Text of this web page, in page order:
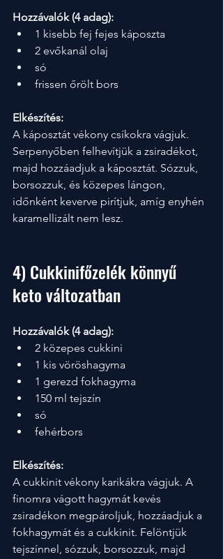
Hozzávalók (4 adag):
1 kisebb fej fejes káposzta
2 evőkanál olaj
só
frissen őrölt bors
Elkészítés:
A káposztát vékony csíkokra vágjuk.
Serpenyőben felhevítjük a zsiradékot,
majd hozzáadjuk a káposztát. Sózzuk,
borsozzuk, és közepes lángon,
időnként keverve pirítjuk, amíg enyhén
karamellizált nem lesz.
4) Cukkinifőzelék könnyű
keto változatban
Hozzávalók (4 adag):
2 közepes cukkini
1 kis vöröshagyma
1 gerezd fokhagyma
150 ml tejszín
só
fehérbors
Elkészítés:
A cukkinit vékony karikákra vágjuk. A
finomra vágott hagymát kevés
zsiradékon megpároljuk, hozzáadjuk a
fokhagymát és a cukkinit. Felöntjük
tejszínnel, sózzuk, borsozzuk, majd